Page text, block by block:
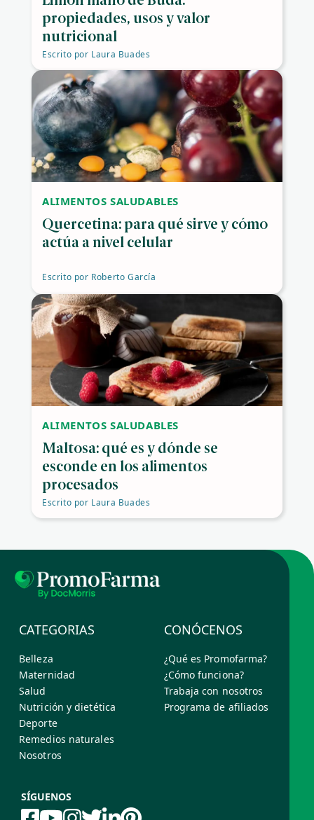
propiedades, usos y valor
nutricional
Escrito por Laura Buades
ALIMENTOS SALUDABLES
Quercetina: para qué sirve y cómo
actúa a nivel celular
Escrito por Roberto García
ALIMENTOS SALUDABLES
Maltosa: qué es y dónde se
esconde en los alimentos
procesados
Escrito por Laura Buades
SÍGUENOS
CATEGORIAS
Belleza
Maternidad
Salud
Nutrición y dietética
Deporte
Remedios naturales
Nosotros
CONÓCENOS
¿Qué es Promofarma?
¿Cómo funciona?
Trabaja con nosotros
Programa de afiliados